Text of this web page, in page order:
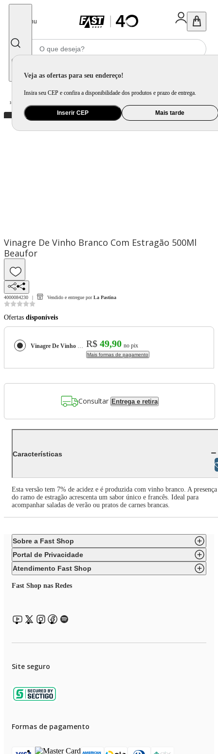
Menu
Veja as ofertas para seu endereço!
Insira seu CEP e confira a disponibilidade dos produtos e prazo de entrega.
Inserir CEP Mais tarde
Home
Vinagre De Vinho Branco Com Estragão 500Ml
Beaufor
4000084230 Vendido e entregue por La Pastina
Ofertas disponíveis
Vinagre De Vinho Branco Com Estragão 500Ml Beaufor R$ 49,90 no pix
Mais formas de pagamento
Consultar Entrega e retira
Características
Esta versão tem 7% de acidez e é produzida com vinho branco. A presença
do ramo de estragão acrescenta um sabor único e francês. Ideal para
acompanhar saladas de verão ou pratos de carnes brancas.
Sobre a Fast Shop
Portal de Privacidade
Atendimento Fast Shop
Fast Shop nas Redes
Site seguro
Formas de pagamento